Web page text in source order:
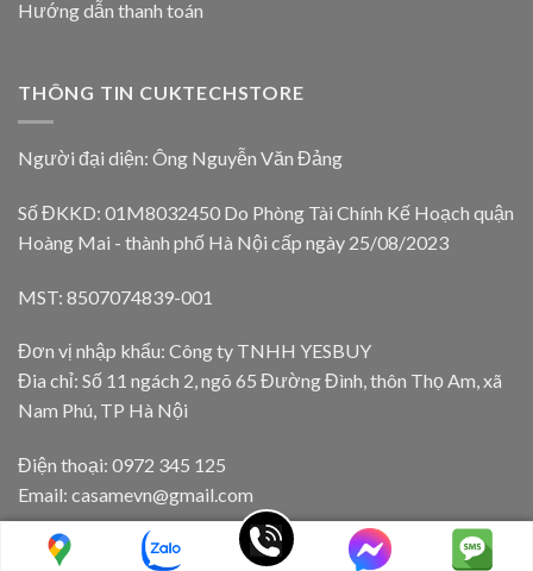
Hướng dẫn thanh toán
THÔNG TIN CUKTECHSTORE
Người đại diện: Ông Nguyễn Văn Đảng
Số ĐKKD: 01M8032450 Do Phòng Tài Chính Kế Hoạch quận
Hoàng Mai - thành phố Hà Nội cấp ngày 25/08/2023
MST: 8507074839-001
Đơn vị nhập khẩu: Công ty TNHH YESBUY
Đia chỉ: Số 11 ngách 2, ngõ 65 Đường Đình, thôn Thọ Am, xã
Nam Phú, TP Hà Nội
Điện thoại: 0972 345 125
Email: casamevn@gmail.com